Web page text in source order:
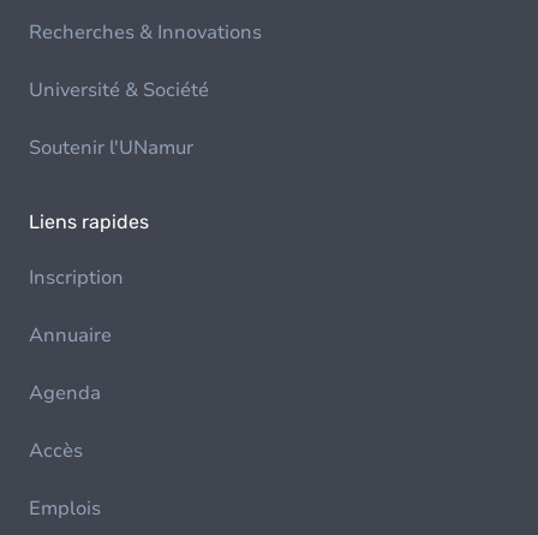
Recherches & Innovations
Université & Société
Soutenir l'UNamur
Liens rapides
Inscription
Annuaire
Agenda
Accès
Emplois